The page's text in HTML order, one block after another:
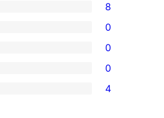
8
0
0
0
4